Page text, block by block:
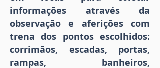
informações através da
observação e aferições com
trena dos pontos escolhidos:
corrimãos, escadas, portas,
rampas, banheiros,